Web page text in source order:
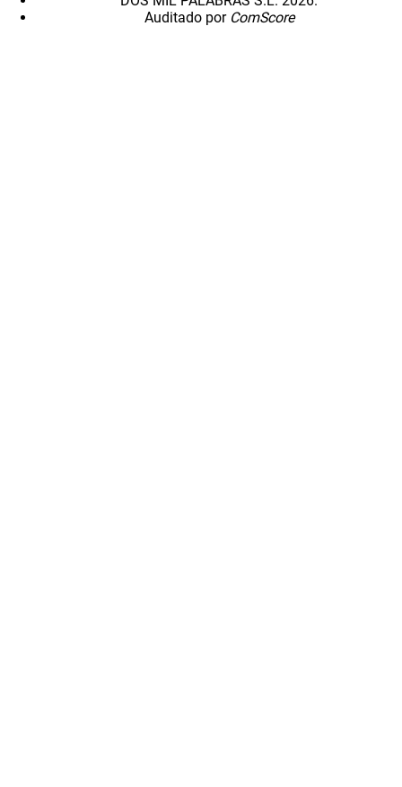
Auditado por ComScore